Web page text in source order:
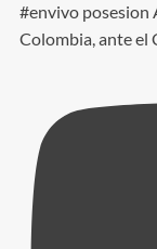
#envivo posesion
Colombia, ante el